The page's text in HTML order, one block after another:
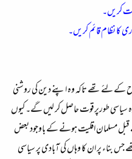
کریں۔
کا نظام قائم کریں۔
کے لئے تھے تاکہ وہ اپنے دین کی روشنی
سیاسی طورپرقوت حاصل کر لیں گے۔ کیوں
قبل مسلمان اقلیت ہونے کے باوجود بعض
بناء پر ان کا وہاں کی آبادی پر سیاسی